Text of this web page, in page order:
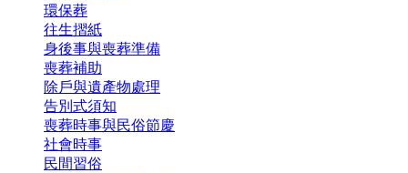
環保葬
往生摺紙
身後事與喪葬準備
喪葬補助
除戶與遺產物處理
告別式須知
喪葬時事與民俗節慶
社會時事
民間習俗